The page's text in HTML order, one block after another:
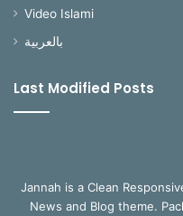
Video Islami
بالعربية
Last Modified Posts
Jannah is a Clean
News and Blog theme.